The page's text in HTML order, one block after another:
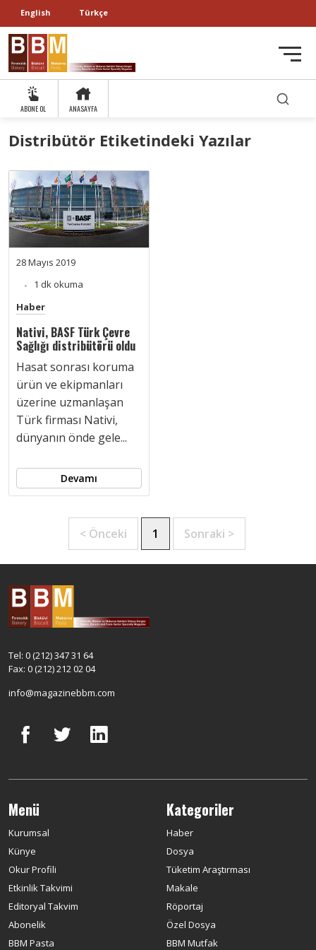
English Türkçe
ABONE OL ANASAYFA
Distribütör Etiketindeki Yazılar
28 Mayıs 2019
1 dk okuma
Haber
Nativi, BASF Türk Çevre
Sağlığı distribütörü oldu
Hasat sonrası koruma
ürün ve ekipmanları
üzerine uzmanlaşan
Türk firması Nativi,
dünyanın önde gele...
Devamı
< Önceki 1 Sonraki >
Tel: 0 (212) 347 31 64
Fax: 0 (212) 212 02 04
info@magazinebbm.com
Menü
Kurumsal
Künye
Okur Profili
Etkinlik Takvimi
Editoryal Takvim
Abonelik
BBM Pasta
Kategoriler
Haber
Dosya
Tüketim Araştırması
Makale
Röportaj
Özel Dosya
BBM Mutfak